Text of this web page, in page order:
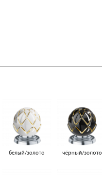
белый/золотo чёрный/золотo